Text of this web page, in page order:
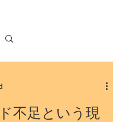
不足という現